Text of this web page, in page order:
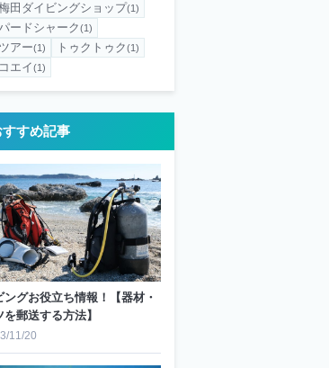
田ダイビングショップ(1)
ードシャーク(1)
アー(1) トゥクトゥク(1)
エイ(1)
すすめ記事
ングお役立ち情報！【器材・
を郵送する方法】
11/20